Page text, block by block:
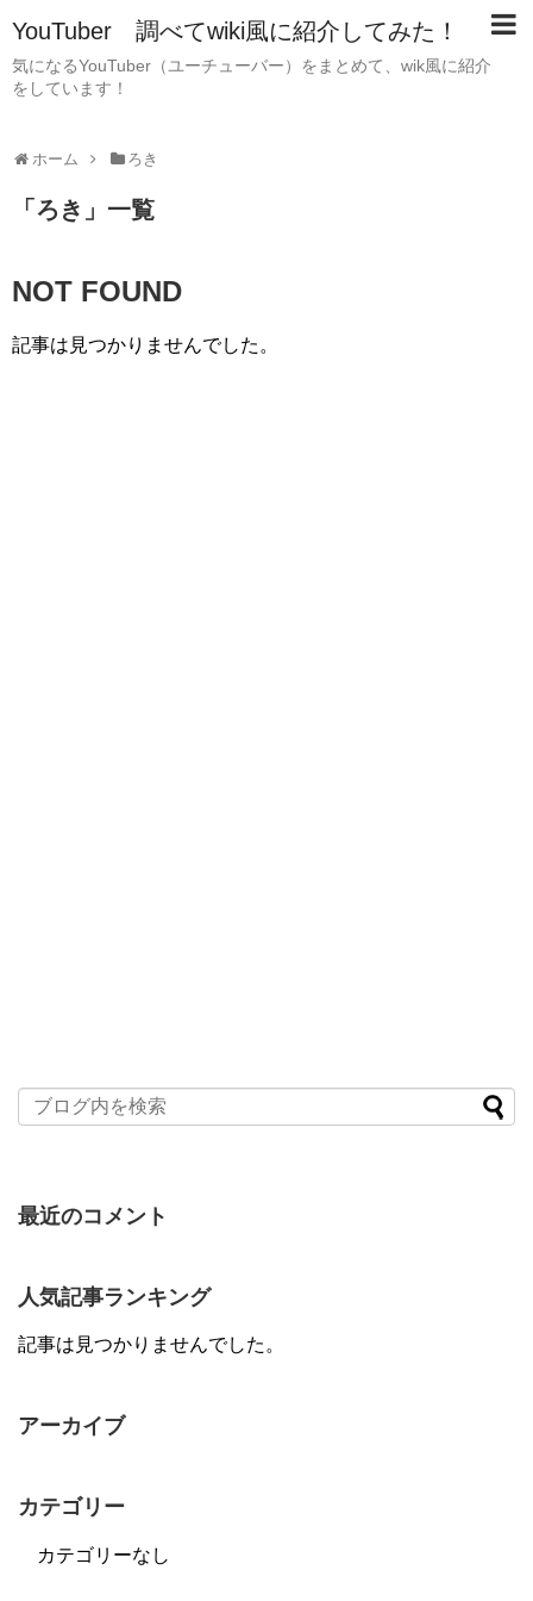
YouTuber 調べてwiki風に紹介してみた！
気になるYouTuber（ユーチューバー）をまとめて、wik風に紹介
をしています！
ホーム ろき
「 ろき 」 一覧
NOT FOUND
記事は見つかりませんでした。
最近のコメント
人気記事ランキング
記事は見つかりませんでした。
アーカイブ
カテゴリー
カテゴリーなし